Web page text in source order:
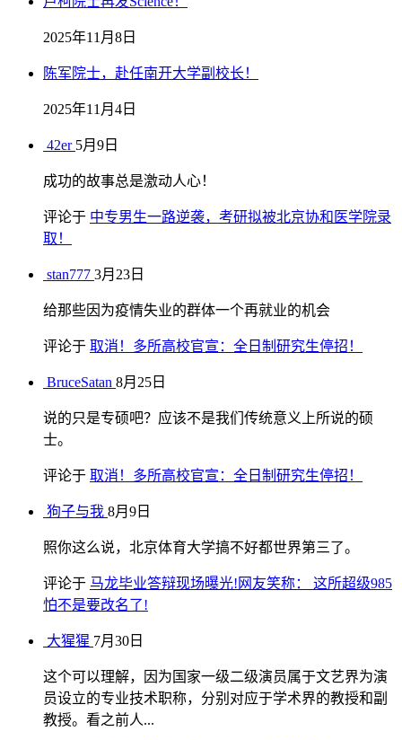
2025年11月8日
陈军院士，赴任南开大学副校长！
2025年11月4日
42er 5月9日
成功的故事总是激动人心！
评论于 中专男生一路逆袭，考研拟被北京协和医学院录
取！
stan777 3月23日
给那些因为疫情失业的群体一个再就业的机会
评论于 取消！多所高校官宣：全日制研究生停招！
BruceSatan 8月25日
说的只是专硕吧？应该不是我们传统意义上所说的硕
士。
评论于 取消！多所高校官宣：全日制研究生停招！
狗子与我 8月9日
照你这么说，北京体育大学搞不好都世界第三了。
评论于 马龙毕业答辩现场曝光!网友笑称： 这所超级985
怕不是要改名了!
大猩猩 7月30日
这个可以理解，因为国家一级二级演员属于文艺界为演
员设立的专业技术职称，分别对应于学术界的教授和副
教授。看之前人...